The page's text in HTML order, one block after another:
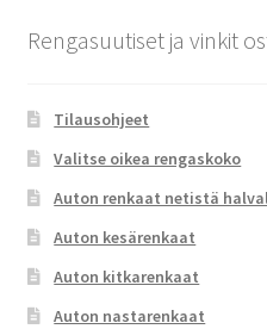
Rengasuutiset ja vinkit
Tilausohjeet
Valitse oikea rengaskoko
Auton renkaat netistä
Auton kesärenkaat
Auton kitkarenkaat
Auton nastarenkaat